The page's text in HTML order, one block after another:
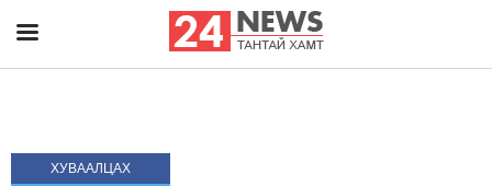
ХУВААЛЦАХ